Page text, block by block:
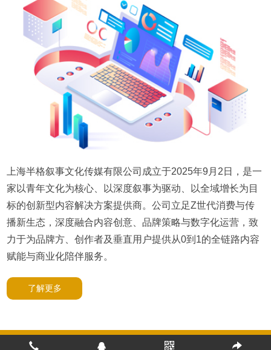
上海半格叙事文化传媒有限公司成立于2025年9月2日，是一
家以青年文化为核心、以深度叙事为驱动、以全域增长为目
标的创新型内容解决方案提供商。公司立足Z世代消费与传
播新生态，深度融合内容创意、品牌策略与数字化运营，致
力于为品牌方、创作者及垂直用户提供从0到1的全链路内容
赋能与商业化陪伴服务。
了解更多